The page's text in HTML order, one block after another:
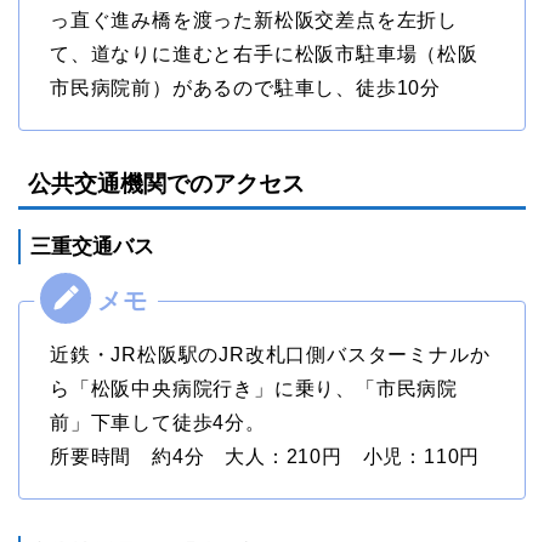
っ直ぐ進み橋を渡った新松阪交差点を左折し
て、道なりに進むと右手に松阪市駐車場（松阪
市民病院前）があるので駐車し、徒歩10分
公共交通機関でのアクセス
三重交通バス
近鉄・JR松阪駅のJR改札口側バスターミナルか
ら「松阪中央病院行き」に乗り、「市民病院
前」下車して徒歩4分。
所要時間 約4分 大人：210円 小児：110円